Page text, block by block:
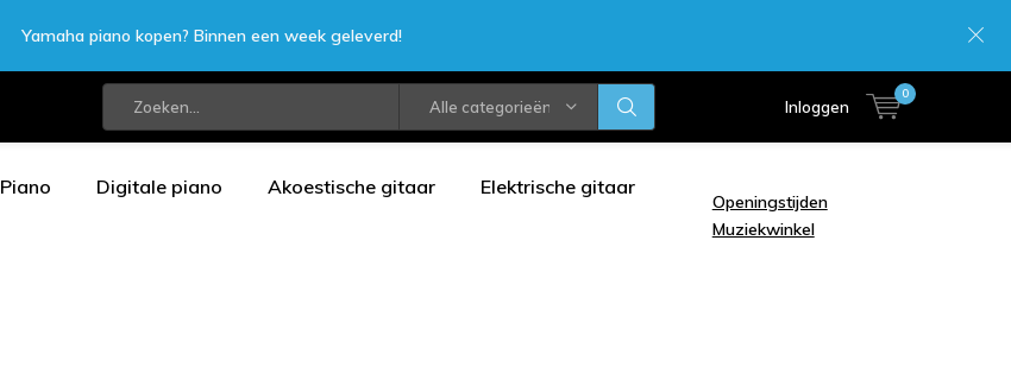
Alle categorieën Inloggen
0
Yamaha piano kopen? Binnen een week geleverd!
Piano Digitale piano Akoestische gitaar Elektrische gitaar
Openingstijden
Muziekwinkel